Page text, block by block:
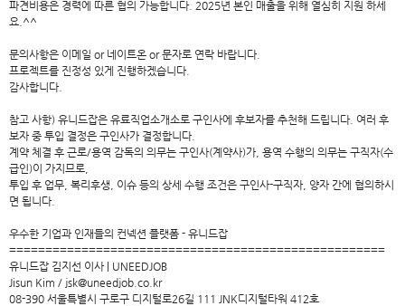
파견비용은 경력에 따른 협의 가능합니다. 2025년 본인 매출을 위해 열심히 지원 하세
요.^^
문의사항은 이메일 or 네이트온 or 문자로 연락 바랍니다.
프로젝트를 진정성 있게 진행하겠습니다.
감사합니다.
참고 사항) 유니드잡은 유료직업소개소로 구인사에 후보자를 추천해 드립니다. 여러 후
보자 중 투입 결정은 구인사가 결정합니다.
계약 체결 후 근로/용역 감독의 의무는 구인사(계약사)가, 용역 수행의 의무는 구직자(수
급인)이 가지므로,
투입 후 업무, 복리후생, 이슈 등의 상세 수행 조건은 구인사-구직자, 양자 간에 협의하시
면 됩니다.
우수한 기업과 인재들의 컨넥션 플랫폼 - 유니드잡
====================================================
유니드잡 김지선 이사 | UNEEDJOB
Jisun Kim / jsk@uneedjob.co.kr
08-390 서울특별시 구로구 디지털로26길 111 JNK디지털타워 412호